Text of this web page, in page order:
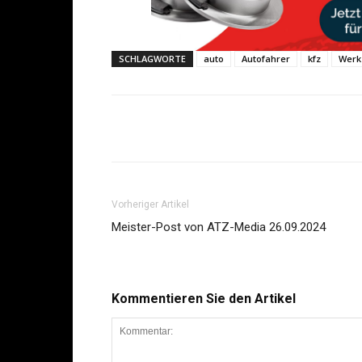
SCHLAGWORTE auto Autofahrer kfz
Vorheriger Artikel
Meister-Post von ATZ-Media 26.09.2024
Kommentieren Sie den Artikel